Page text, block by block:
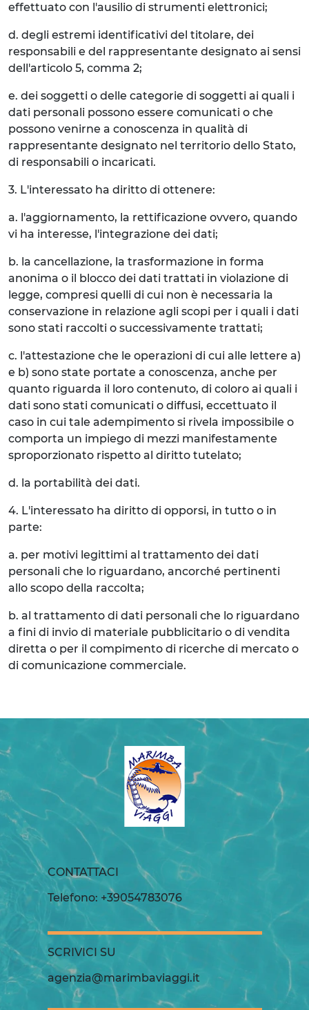
effettuato con l'ausilio di strumenti elettronici;
d. degli estremi identificativi del titolare, dei
responsabili e del rappresentante designato ai sensi
dell'articolo 5, comma 2;
e. dei soggetti o delle categorie di soggetti ai quali i
dati personali possono essere comunicati o che
possono venirne a conoscenza in qualità di
rappresentante designato nel territorio dello Stato,
di responsabili o incaricati.
3. L'interessato ha diritto di ottenere:
a. l'aggiornamento, la rettificazione ovvero, quando
vi ha interesse, l'integrazione dei dati;
b. la cancellazione, la trasformazione in forma
anonima o il blocco dei dati trattati in violazione di
legge, compresi quelli di cui non è necessaria la
conservazione in relazione agli scopi per i quali i dati
sono stati raccolti o successivamente trattati;
c. l'attestazione che le operazioni di cui alle lettere a)
e b) sono state portate a conoscenza, anche per
quanto riguarda il loro contenuto, di coloro ai quali i
dati sono stati comunicati o diffusi, eccettuato il
caso in cui tale adempimento si rivela impossibile o
comporta un impiego di mezzi manifestamente
sproporzionato rispetto al diritto tutelato;
d. la portabilità dei dati.
4. L'interessato ha diritto di opporsi, in tutto o in
parte:
a. per motivi legittimi al trattamento dei dati
personali che lo riguardano, ancorché pertinenti
allo scopo della raccolta;
b. al trattamento di dati personali che lo riguardano
a fini di invio di materiale pubblicitario o di vendita
diretta o per il compimento di ricerche di mercato o
di comunicazione commerciale.
CONTATTACI
Telefono: +39054783076
SCRIVICI SU
agenzia@marimbaviaggi.it